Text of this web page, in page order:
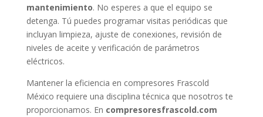
mantenimiento. No esperes a que el equipo se
detenga. Tú puedes programar visitas periódicas que
incluyan limpieza, ajuste de conexiones, revisión de
niveles de aceite y verificación de parámetros
eléctricos.
Mantener la eficiencia en compresores Frascold
México requiere una disciplina técnica que nosotros te
proporcionamos. En compresoresfrascold.com